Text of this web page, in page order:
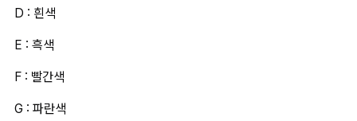
D : 흰색
E : 흑색
F : 빨간색
G : 파란색